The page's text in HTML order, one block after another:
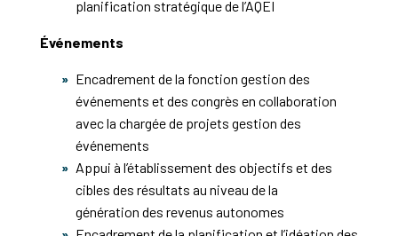
planification stratégique de l’AQEI
Événements
Encadrement de la fonction gestion des
événements et des congrès en collaboration
avec la chargée de projets gestion des
événements
Appui à l’établissement des objectifs et des
cibles des résultats au niveau de la
génération des revenus autonomes